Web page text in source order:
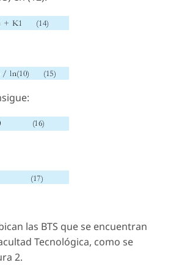
las BTS que se encuentran
Tecnológica, como se
2.